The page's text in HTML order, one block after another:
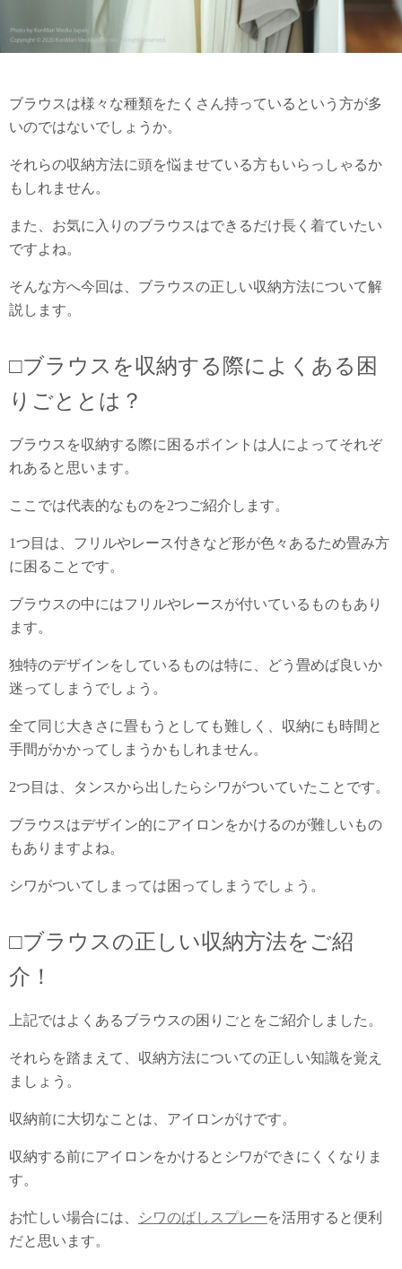
ブラウスは様々な種類をたくさん持っているという方が多
いのではないでしょうか。
それらの収納方法に頭を悩ませている方もいらっしゃるか
もしれません。
また、お気に入りのブラウスはできるだけ長く着ていたい
ですよね。
そんな方へ今回は、ブラウスの正しい収納方法について解
説します。
□ブラウスを収納する際によくある困
りごととは？
ブラウスを収納する際に困るポイントは人によってそれぞ
れあると思います。
ここでは代表的なものを2つご紹介します。
1つ目は、フリルやレース付きなど形が色々あるため畳み方
に困ることです。
ブラウスの中にはフリルやレースが付いているものもあり
ます。
独特のデザインをしているものは特に、どう畳めば良いか
迷ってしまうでしょう。
全て同じ大きさに畳もうとしても難しく、収納にも時間と
手間がかかってしまうかもしれません。
2つ目は、タンスから出したらシワがついていたことです。
ブラウスはデザイン的にアイロンをかけるのが難しいもの
もありますよね。
シワがついてしまっては困ってしまうでしょう。
□ブラウスの正しい収納方法をご紹
介！
上記ではよくあるブラウスの困りごとをご紹介しました。
それらを踏まえて、収納方法についての正しい知識を覚え
ましょう。
収納前に大切なことは、アイロンがけです。
収納する前にアイロンをかけるとシワができにくくなりま
す。
お忙しい場合には、 シワのばしスプレーを活用すると便利
だと思います。